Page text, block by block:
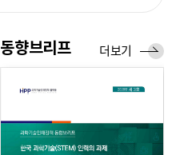
교육과정 개혁의 성공을 위한 생태계적 접근과 실행 전략 2026.05.14
동향브리프
동
향
프
더보기